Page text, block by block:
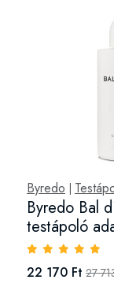
Byredo
Byredo Bal
testápoló
22 170 Ft 27